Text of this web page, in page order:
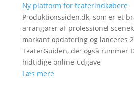
Ny platform for teaterindkøbere
Produktionssiden.dk, som er et
arrangører af professionel
markant opdatering og lanceres
TeaterGuiden, der også rummer
hidtidige online-udgave
Læs mere